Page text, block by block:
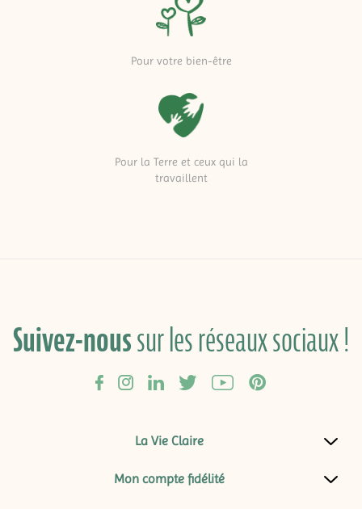
Pour votre bien-être
Pour la Terre et ceux qui la
travaillent
Suivez-noussur les réseaux sociaux !
La Vie Claire
Mon compte fidélité